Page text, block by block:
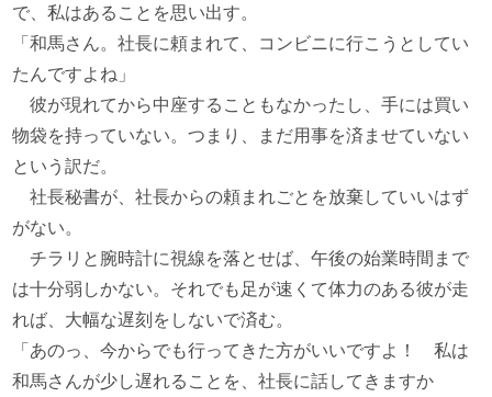
で、私はあることを思い出す。
「和馬さん。社長に頼まれて、コンビニに行こうとしてい
たんですよね」
彼が現れてから中座することもなかったし、手には買い
物袋を持っていない。つまり、まだ用事を済ませていない
という訳だ。
社長秘書が、社長からの頼まれごとを放棄していいはず
がない。
チラリと腕時計に視線を落とせば、午後の始業時間まで
は十分弱しかない。それでも足が速くて体力のある彼が走
れば、大幅な遅刻をしないで済む。
「あのっ、今からでも行ってきた方がいいですよ！ 私は
和馬さんが少し遅れることを、社長に話してきますか